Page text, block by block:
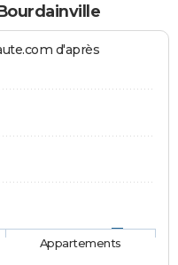
d'après
Appartements